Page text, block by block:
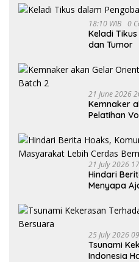
18:10 WIB 0
Keladi
dan Tumor
21 June 2026
Kemnaker
Pelatihan
21 July 2026
Hindari
Menyapa
25 July 2026
Tsunami
Indonesia